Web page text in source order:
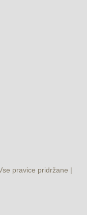
pravice pridržane |